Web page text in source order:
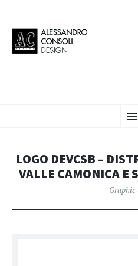
AC DESIGN |
Art direction.AL
LOGO DEVCSB –
VALLE CAMONICA E